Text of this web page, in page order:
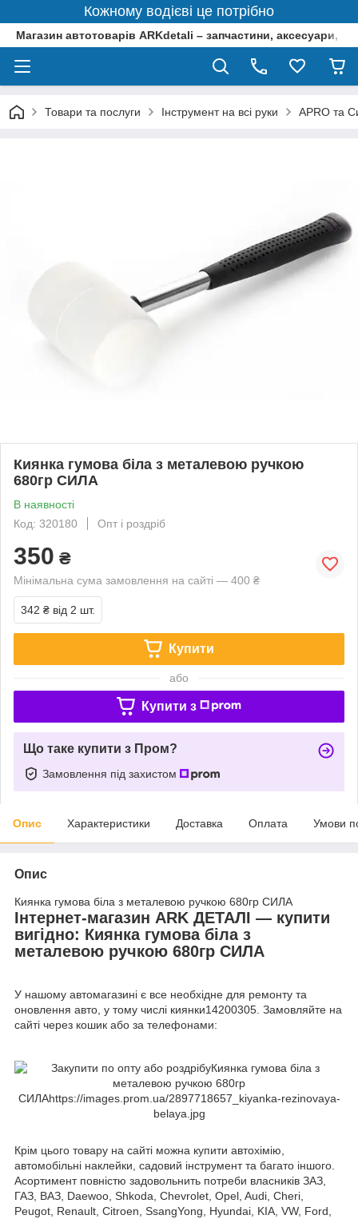
Кожному водієві це потрібно
Магазин автотоварів ARKdetali – запчастини, аксесуари,
Товари та послуги Інструмент на всі руки APRO та
Киянка гумова біла з металевою ручкою
680гр СИЛА
В наявності
Код: 320180
Опт і роздріб
350 ₴
Мінімальна сума замовлення на сайті — 400 ₴
342 ₴ від 2 шт.
Купити
або
Купити з
Що таке купити з Пром?
Замовлення під захистом
Опис Характеристики Доставка Оплата Умови
Опис
Киянка гумова біла з металевою ручкою 680гр СИЛА
Інтернет-магазин ARK ДЕТАЛІ — купити
вигідно: Киянка гумова біла з
металевою ручкою 680гр СИЛА
У нашому автомагазині є все необхідне для ремонту та
оновлення авто, у тому числі киянки14200305. Замовляйте на
сайті через кошик або за телефонами:
Крім цього товару на сайті можна купити автохімію,
автомобільні наклейки, садовий інструмент та багато іншого.
Асортимент повністю задовольнить потреби власників ЗАЗ,
ГАЗ, ВАЗ, Daewoo, Shkoda, Chevrolet, Opel, Audi, Cheri,
Peugot, Renault, Citroen, SsangYong, Hyundai, KIA, VW, Ford,